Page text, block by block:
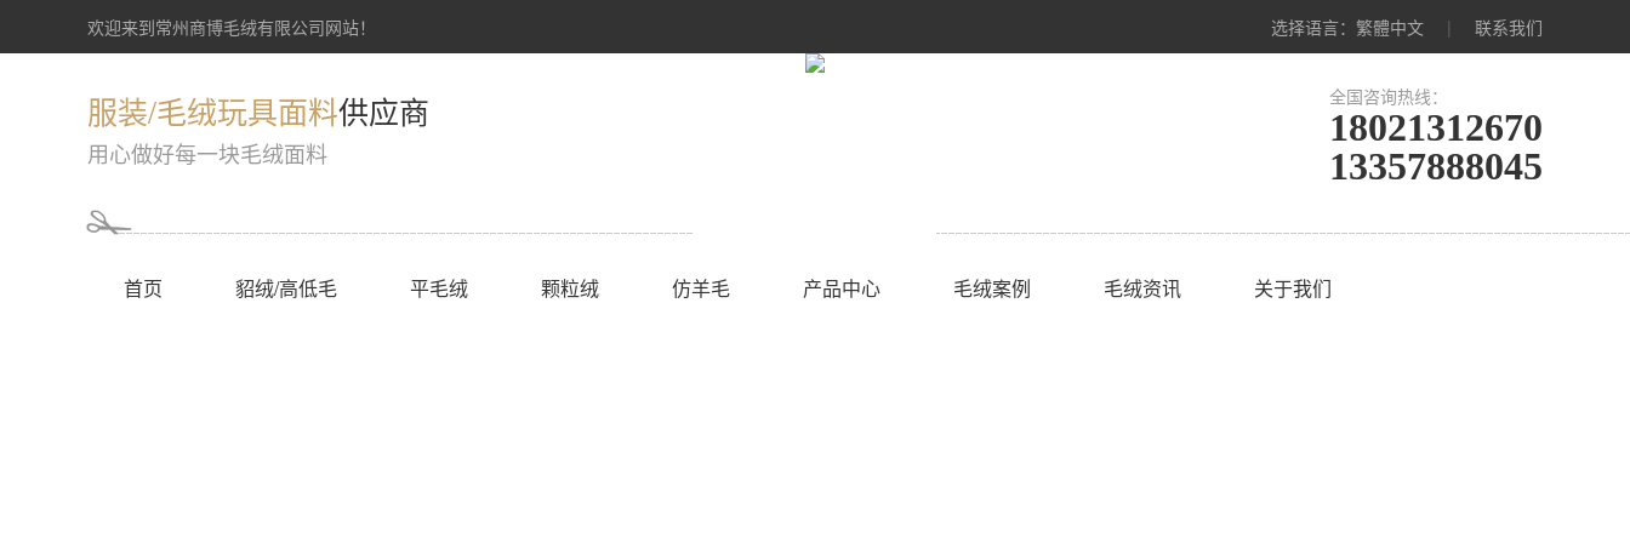
选择语言： 繁體中文 | 联系我们
欢迎来到常州商博毛绒有限公司网站！
服装/毛绒玩具面料供应商
用心做好每一块毛绒面料
全国咨询热线：
18021312670
13357888045
首页 貂绒/高低毛 平毛绒 颗粒绒 仿羊毛 产品中心 毛绒案例 毛绒资讯 关于我们